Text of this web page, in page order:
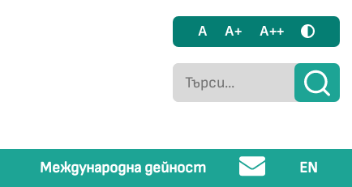
A A+ A++
Международна дейност EN